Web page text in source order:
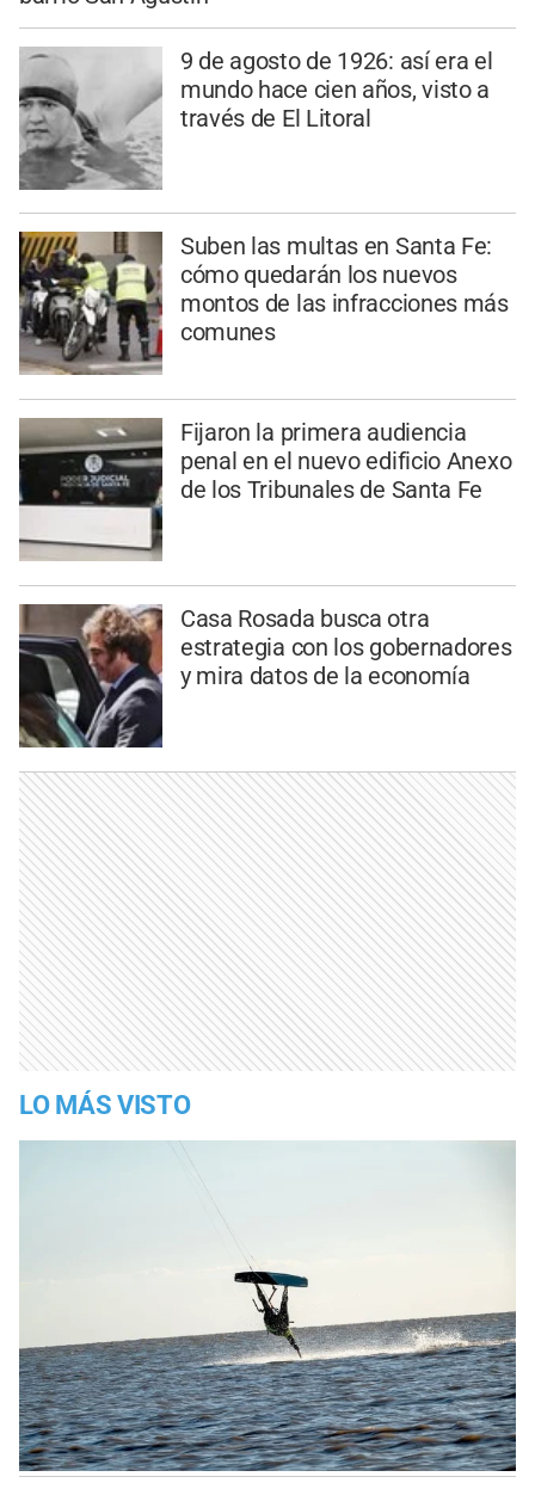
9 de agosto de 1926: así era el
mundo hace cien años, visto a
través de El Litoral
Suben las multas en Santa Fe:
cómo quedarán los nuevos
montos de las infracciones más
comunes
Fijaron la primera audiencia
penal en el nuevo edificio Anexo
de los Tribunales de Santa Fe
Casa Rosada busca otra
estrategia con los gobernadores
y mira datos de la economía
LO MÁS VISTO